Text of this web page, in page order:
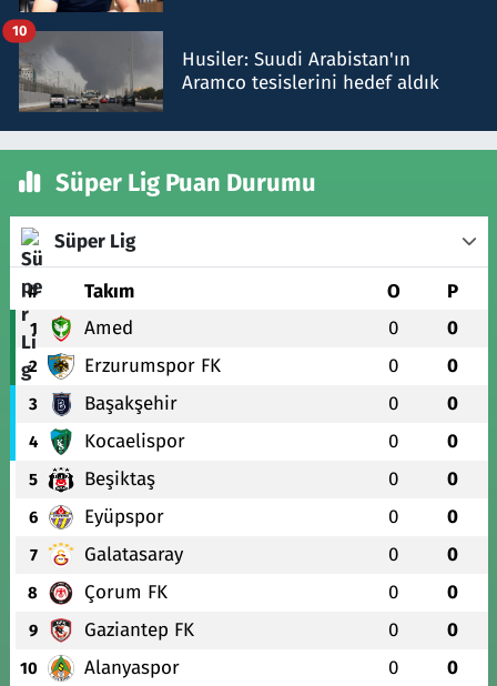
Husiler: Suudi Arabistan'ın
Aramco tesislerini hedef aldık
10
Süper Lig Puan Durumu
Süper Lig
# Takım O P
1 Amed 0 0
2 Erzurumspor FK 0 0
3 Başakşehir 0 0
4 Kocaelispor 0 0
5 Beşiktaş 0 0
6 Eyüpspor 0 0
7 Galatasaray 0 0
8 Çorum FK 0 0
9 Gaziantep FK 0 0
10 Alanyaspor 0 0